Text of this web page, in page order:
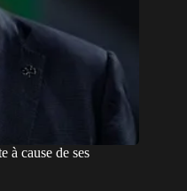
à cause de ses